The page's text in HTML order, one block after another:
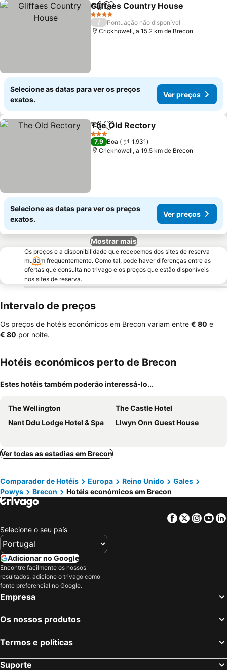
PartilharAdicionar aos favoritos
Gliffaes Country House
4 Estrelas
/
Pontuação não disponível
Crickhowell, a 15.2 km de Brecon
Selecione as datas para ver os preços
exatos.
Ver preços
PartilharAdicionar aos favoritos
The Old Rectory
3 Estrelas
7,9 Boa
1.931
Crickhowell, a 19.5 km de Brecon
Selecione as datas para ver os preços
exatos.
Ver preços
Mostrar mais
Os preços e a disponibilidade que recebemos dos sites de reserva
mudam frequentemente. Como tal, pode haver diferenças entre as
ofertas que consulta no trivago e os preços que estão disponíveis
nos sites de reserva.
Intervalo de preços
Os preços de hotéis económicos em Brecon variam entre ‎€ 80 e
‎€ 80 por noite.
Hotéis económicos perto de Brecon
Estes hotéis também poderão interessá-lo...
The Wellington
The Castle Hotel
Nant Ddu Lodge Hotel & Spa
Llwyn Onn Guest House
Ver todas as estadias em Brecon
Comparador de Hotéis Europa Reino Unido
Gales
Powys
Brecon Hotéis económicos em Brecon
Facebook
Twitter
Selecione o seu país
Adicionar no Google
Encontre facilmente os nossos
resultados: adicione o trivago como
fonte preferencial no Google.
Empresa
Os nossos produtos
Termos e políticas
Suporte